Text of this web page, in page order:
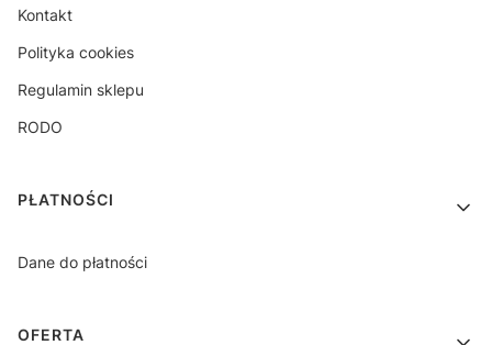
Kontakt
Polityka cookies
Regulamin sklepu
RODO
PŁATNOŚCI
Dane do płatności
OFERTA